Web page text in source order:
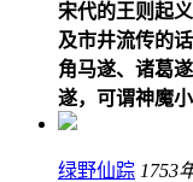
宋代的王则起
及市井流传的
角马遂、诸葛
遂，可谓神魔小
绿野仙踪 1753